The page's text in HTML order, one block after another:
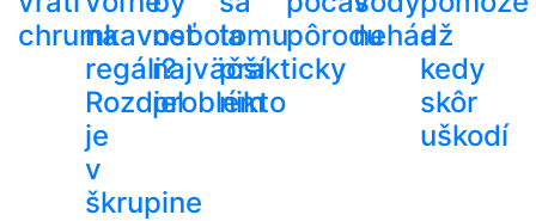
chrumkavosť
na
regáli?
Rozdiel
je
v
škrupine
nebola
najväčší
problém
tomu
prakticky
nikto
pôrodunehádž
a
kedy
skôr
uškodí